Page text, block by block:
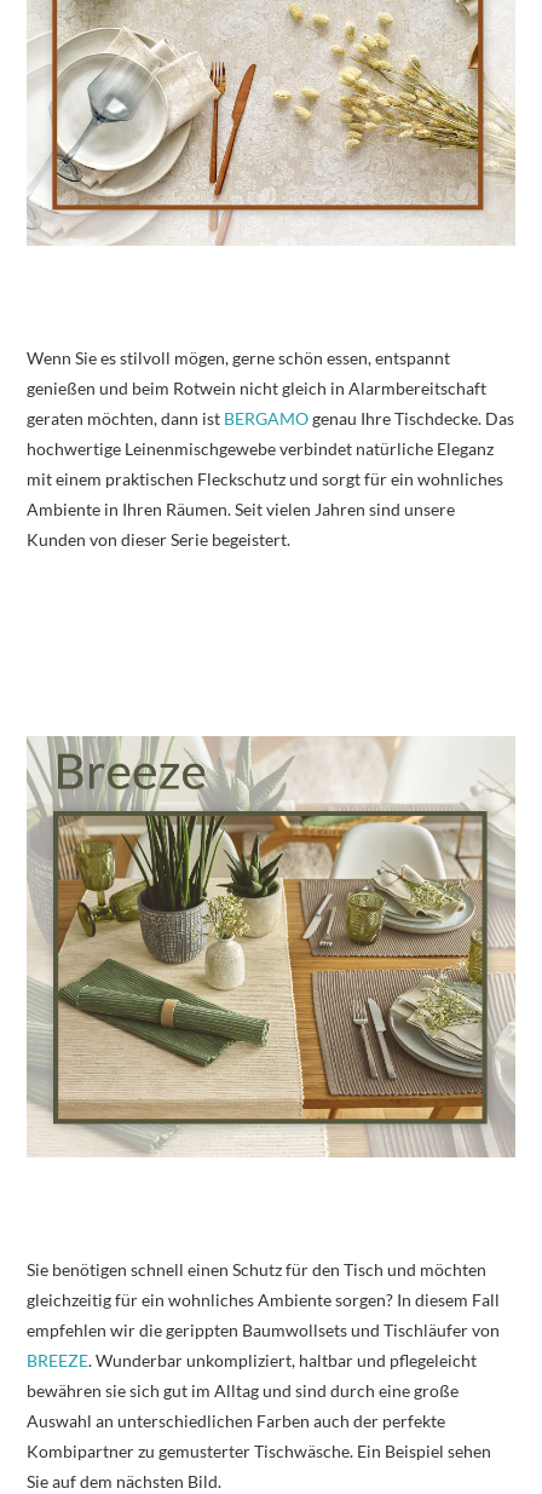
Wenn Sie es stilvoll mögen, gerne schön essen, entspannt
genießen und beim Rotwein nicht gleich in Alarmbereitschaft
geraten möchten, dann ist BERGAMOgenau Ihre Tischdecke. Das
hochwertige Leinenmischgewebe verbindet natürliche Eleganz
mit einem praktischen Fleckschutz und sorgt für ein wohnliches
Ambiente in Ihren Räumen. Seit vielen Jahren sind unsere
Kunden von dieser Serie begeistert.
Sie benötigen schnell einen Schutz für den Tisch und möchten
gleichzeitig für ein wohnliches Ambiente sorgen? In diesem Fall
empfehlen wir die gerippten Baumwollsets und Tischläufer von
BREEZE. Wunderbar unkompliziert, haltbar und pflegeleicht
bewähren sie sich gut im Alltag und sind durch eine große
Auswahl an unterschiedlichen Farben auch der perfekte
Kombipartner zu gemusterter Tischwäsche. Ein Beispiel sehen
Sie auf dem nächsten Bild.